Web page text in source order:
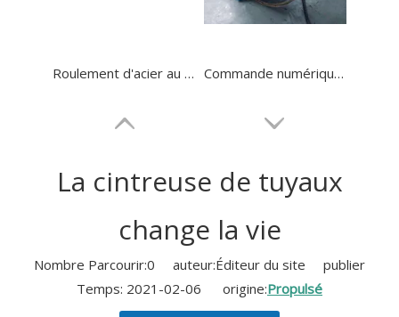
Roulement d'acier au carbone CNC formant cintreuse de tube Commande numérique entièrement automatique GM-SB-38CNC
La cintreuse de tuyaux
change la vie
Nombre Parcourir:0 auteur:Éditeur du site publier
Temps: 2021-02-06 origine:Propulsé